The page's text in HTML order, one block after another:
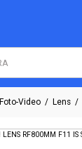
Foto-Video Lens